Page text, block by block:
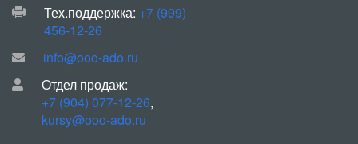
Тех.поддержка: +7 (999)
456-12-26
info@ooo-ado.ru
Отдел продаж:
+7 (904) 077-12-26,
kursy@ooo-ado.ru